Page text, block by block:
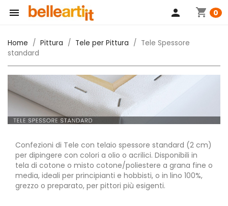
 shopping_cart 0
person
Home Pittura Tele per Pittura
Tele Spessore
standard
Confezioni di Tele con telaio spessore standard (2 cm)
per dipingere con colori a olio o acrilici. Disponibili in
tela di cotone o misto cotone/poliestere a grana fine o
media, ideali per principianti e hobbisti, o in lino 100%,
grezzo o preparato, per pittori più esigenti.